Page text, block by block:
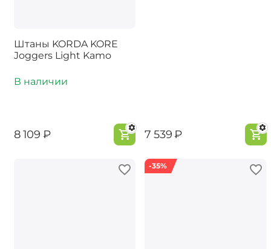
Штаны KORDA KORE
Joggers Light Kamo
В наличии
‍8 109‍ ₽ ‍7 539‍₽
-35%